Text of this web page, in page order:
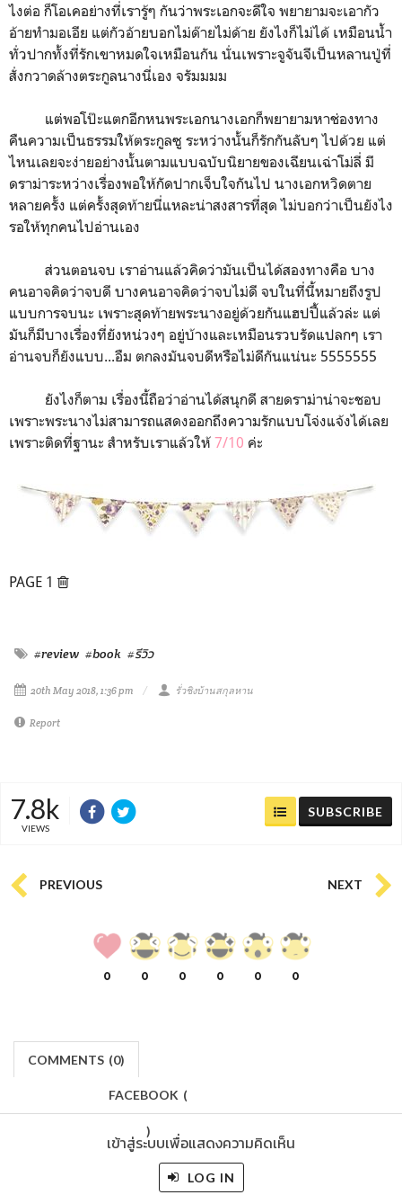
ไงต่อ ก็โอเคอย่างที่เรารู้ๆ กันว่าพระเอกจะดีใจ พยายามจะเอากัว
อ้ายทำมอเอีย แต่กัวอ้ายบอกไม่ด๊ายไม่ด้าย ยังไงก็ไม่ได้ เหมือนน้ำ
ทั่วปากทั้งที่รักเขาหมดใจเหมือนกัน นั่นเพราะจูจันจีเป็นหลานปู่ที่
สั่งกวาดล้างตระกูลนางนี่เอง จรัมมมม
แต่พอโป๊ะแตกอีกหนพระเอกนางเอกก็พยายามหาช่องทาง
คืนความเป็นธรรมให้ตระกูลซู ระหว่างนั้นก็รักกันลับๆ ไปด้วย แต่
ไหนเลยจะง่ายอย่างนั้นตามแบบฉบับนิยายของเฉียนเฉ่าโม่ลี่ มี
ดราม่าระหว่างเรื่องพอให้กัดปากเจ็บใจกันไป นางเอกหวิดตาย
หลายครั้ง แต่ครั้งสุดท้ายนี่แหละน่าสงสารที่สุด ไม่บอกว่าเป็นยังไง
รอให้ทุกคนไปอ่านเอง
ส่วนตอนจบ เราอ่านแล้วคิดว่ามันเป็นได้สองทางคือ บาง
คนอาจคิดว่าจบดี บางคนอาจคิดว่าจบไม่ดี จบในที่นี้หมายถึงรูป
แบบการจบนะ เพราะสุดท้ายพระนางอยู่ด้วยกันแฮปปี้แล้วล่ะ แต่
มันก็มีบางเรื่องที่ยังหน่วงๆ อยู่บ้างและเหมือนรวบรัดแปลกๆ เรา
อ่านจบก็ยังแบบ...อืม ตกลงมันจบดีหรือไม่ดีกันแน่นะ 5555555
ยังไงก็ตาม เรื่องนี้ถือว่าอ่านได้สนุกดี สายดราม่าน่าจะชอบ
เพราะพระนางไม่สามารถแสดงออกถึงความรักแบบโจ่งแจ้งได้เลย
เพราะติดที่ฐานะ สำหรับเราแล้วให้ 7/10 ค่ะ
PAGE 1
#review #book #รีวิว
20th May 2018, 1:36 pm รั่วชิงบ้านสกุลหาน
Report
7.8k
VIEWS
SUBSCRIBE
PREVIOUS NEXT
0 0 0 0 0 0
COMMENTS (0)
FACEBOOK (
)
เข้าสู่ระบบเพื่อแสดงความคิดเห็น
LOG IN